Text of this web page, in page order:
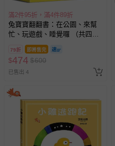
償。
滿2件95折，滿4件89折
兔寶寶翻翻書：在公園、來幫
忙、玩遊戲、睡覺囉 （共四
79折 即將售完
$474 $600
已售出 4